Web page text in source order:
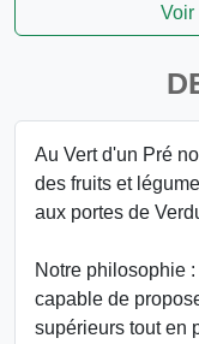
Voir
Au Vert d'un Pré
des fruits et
aux portes de
Notre philosophie
capable de
supérieurs tout en